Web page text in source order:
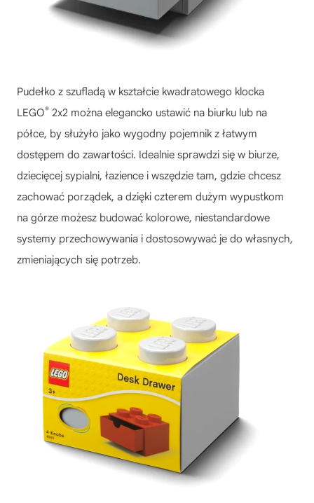
Pudełko z szufladą w kształcie kwadratowego klocka
LEGO® 2x2 można elegancko ustawić na biurku lub na
półce, by służyło jako wygodny pojemnik z łatwym
dostępem do zawartości. Idealnie sprawdzi się w biurze,
dziecięcej sypialni, łazience i wszędzie tam, gdzie chcesz
zachować porządek, a dzięki czterem dużym wypustkom
na górze możesz budować kolorowe, niestandardowe
systemy przechowywania i dostosowywać je do własnych,
zmieniających się potrzeb.